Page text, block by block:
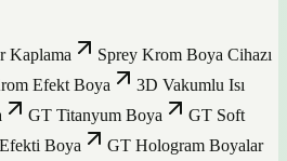
Kaplama
Sprey Krom Boya Cihazı
Efekt Boya
3D Vakumlu Isı
GT Titanyum Boya
GT Soft
Boya
GT Hologram Boyalar